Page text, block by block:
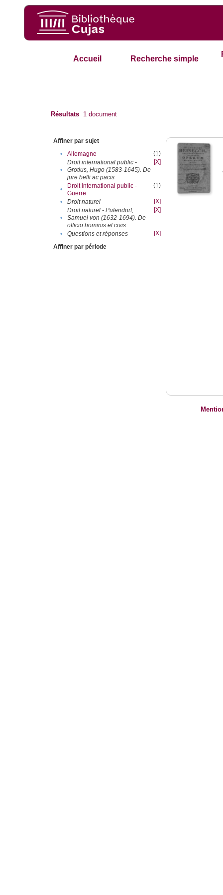
Accueil Recherche simple
Résultats 1 document
Affiner par sujet
•
Allemagne (1)
•
Droit international public -
Grotius, Hugo (1583-1645). De
jure belli ac pacis
[X]
•
Droit international public -
Guerre
(1)
• Droit naturel [X]
•
Droit naturel - Pufendorf,
Samuel von (1632-1694). De
officio hominis et civis
[X]
• Questions et réponses
[X]
Affiner par période